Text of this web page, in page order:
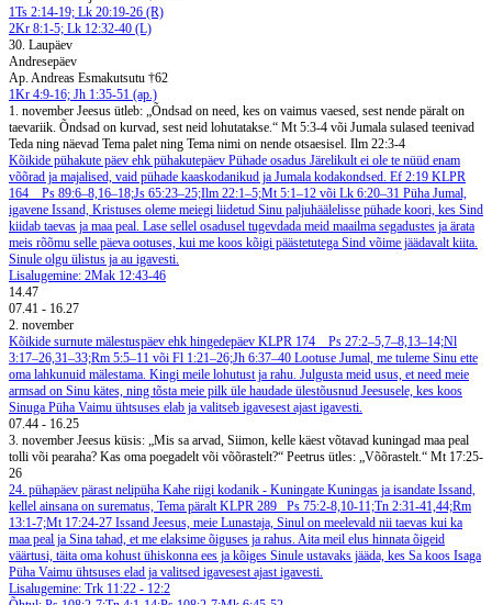
1Ts 2:14-19; Lk 20:19-26 (R)
2Kr 8:1-5; Lk 12:32-40 (L)
30. Laupäev
Andresepäev
Ap. Andreas Esmakutsutu †62
1Kr 4:9-16; Jh 1:35-51 (ap.)
1. november Jeesus ütleb: „Õndsad on need, kes on vaimus vaesed, sest nende päralt on
taevariik. Õndsad on kurvad, sest neid lohutatakse.“ Mt 5:3-4 või Jumala sulased teenivad
Teda ning näevad Tema palet ning Tema nimi on nende otsaesisel. Ilm 22:3-4
Kõikide pühakute päev ehk pühakutepäev Pühade osadus Järelikult ei ole te nüüd enam
võõrad ja majalised, vaid pühade kaaskodanikud ja Jumala kodakondsed. Ef 2:19 KLPR
164
Ps 89:6–8,16–18;Js 65:23–25;Ilm 22:1–5;Mt 5:1–12 või Lk 6:20–31 Püha Jumal,
igavene Issand, Kristuses oleme meiegi liidetud Sinu paljuhäälelisse pühade koori, kes Sind
kiidab taevas ja maa peal. Lase sellel osadusel tugevdada meid maailma segadustes ja ärata
meis rõõmu selle päeva ootuses, kui me koos kõigi päästetutega Sind võime jäädavalt kiita.
Sinule olgu ülistus ja au igavesti.
Lisalugemine: 2Mak 12:43-46
14.47
07.41 - 16.27
2. november
Kõikide surnute mälestuspäev ehk hingedepäev KLPR 174
Ps 27:2–5,7–8,13–14;Nl
3:17–26,31–33;Rm 5:5–11 või Fl 1:21–26;Jh 6:37–40 Lootuse Jumal, me tuleme Sinu ette
oma lahkunuid mälestama. Kingi meile lohutust ja rahu. Julgusta meid usus, et need meie
armsad on Sinu kätes, ning tõsta meie pilk üle haudade ülestõusnud Jeesusele, kes koos
Sinuga Püha Vaimu ühtsuses elab ja valitseb igavesest ajast igavesti.
07.44 - 16.25
3. november Jeesus küsis: „Mis sa arvad, Siimon, kelle käest võtavad kuningad maa peal
tolli või pearaha? Kas oma poegadelt või võõrastelt?“ Peetrus ütles: „Võõrastelt.“ Mt 17:25-
26
24. pühapäev pärast nelipüha Kahe riigi kodanik - Kuningate Kuningas ja isandate Issand,
kellel ainsana on surematus, Tema päraltKLPR 289
Ps 75:2-8,10-11;Tn 2:31-41,44;Rm
13:1-7;Mt 17:24-27 Issand Jeesus, meie Lunastaja, Sinul on meelevald nii taevas kui ka
maa peal ja Sina tahad, et me elaksime õiguses ja rahus. Aita meil elus hinnata õigeid
väärtusi, täita oma kohust ühiskonna ees ja kõiges Sinule ustavaks jääda, kes Sa koos Isaga
Püha Vaimu ühtsuses elad ja valitsed igavesest ajast igavesti.
Lisalugemine: Trk 11:22 - 12:2